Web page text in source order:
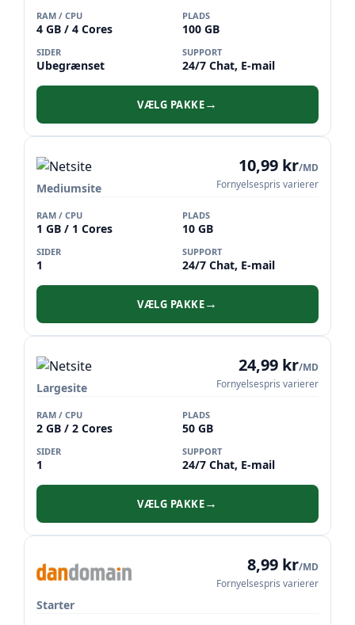
RAM / CPU
4 GB / 4 Cores
PLADS
100 GB
SIDER
Ubegrænset
SUPPORT
24/7 Chat, E-mail
VÆLG PAKKE→
Mediumsite
10,99 kr/MD
Fornyelsespris varierer
RAM / CPU
1 GB / 1 Cores
PLADS
10 GB
SIDER
1
SUPPORT
24/7 Chat, E-mail
VÆLG PAKKE→
Largesite
24,99 kr/MD
Fornyelsespris varierer
RAM / CPU
2 GB / 2 Cores
PLADS
50 GB
SIDER
1
SUPPORT
24/7 Chat, E-mail
VÆLG PAKKE→
Starter
8,99 kr/MD
Fornyelsespris varierer